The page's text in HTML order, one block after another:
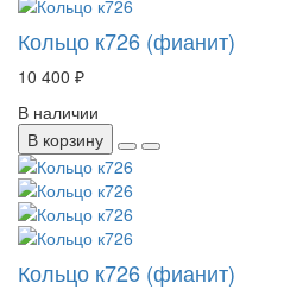
Кольцо к726 (фианит)
10 400 ₽
В наличии
В корзину
Кольцо к726 (фианит)